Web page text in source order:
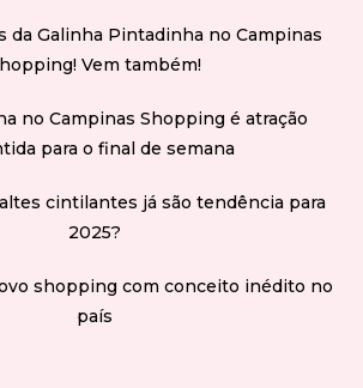
da Galinha Pintadinha no Campinas
Vem também!
no Campinas Shopping é atração
para o final de semana
cintilantes já são tendência para
2025?
shopping com conceito inédito no
país